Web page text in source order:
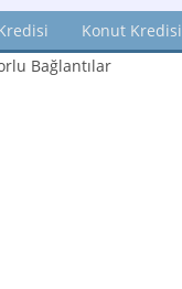
Konut Kredisi
Bağlantılar